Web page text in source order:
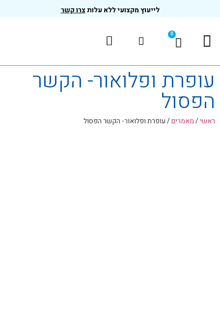
לייעוץ מקצועי ללא עלותצרו קשר
ופלואור- הקשר
/מאמרים/עופרת ופלואור- הקשר הפסול